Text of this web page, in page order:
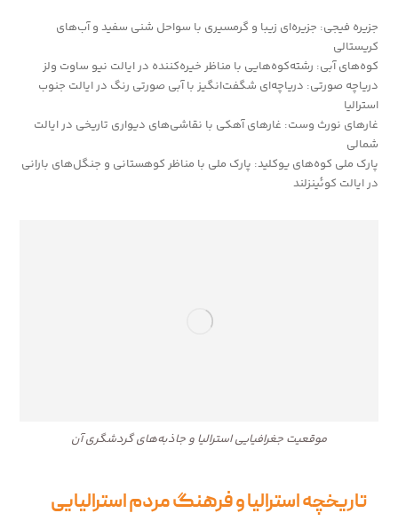
جزیره فیجی: جزیره‌ای زیبا و گرمسیری با سواحل شنی سفید و آب‌های
کریستالی
کوه‌های آبی: رشته‌کوه‌هایی با مناظر خیره‌کننده در ایالت نیو ساوت ولز
دریاچه صورتی: دریاچه‌ای شگفت‌انگیز با آبی صورتی رنگ در ایالت جنوب
استرالیا
غارهای نورث وست: غارهای آهکی با نقاشی‌های دیواری تاریخی در ایالت
شمالی
پارک ملی کوه‌های یوکلید: پارک ملی با مناظر کوهستانی و جنگل‌های بارانی
در ایالت کوئینزلند
موقعیت جغرافیایی استرالیا و جاذبه‌های گردشگری آن
تاریخچه استرالیا و فرهنگ مردم استرالیایی